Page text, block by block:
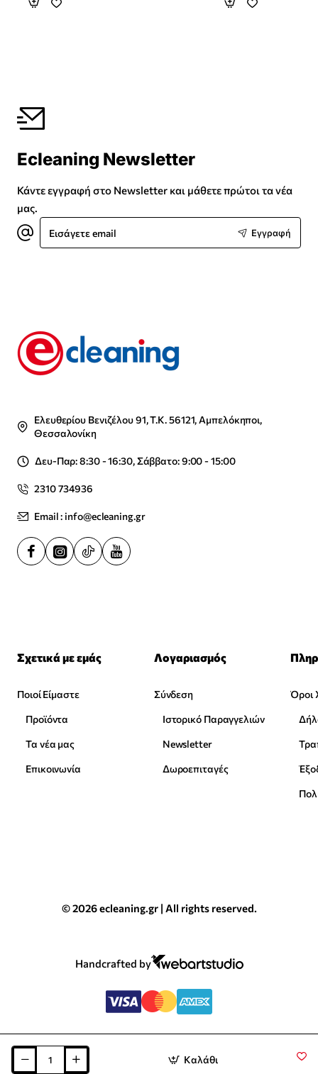
Καλάθι
Ecleaning Newsletter
Κάντε εγγραφή στο Newsletter και μάθετε πρώτοι τα νέα
μας.
Εισάγετε
email
Εγγραφή
Ελευθερίου Βενιζέλου 91, Τ.Κ. 56121, Αμπελόκηποι,
Θεσσαλονίκη
Δευ-Παρ: 8:30 - 16:30, Σάββατο: 9:00 - 15:00
2310 734936
Email : info@ecleaning.gr
Σχετικά με εμάς
Ποιοί Είμαστε
Προϊόντα
Τα νέα μας
Επικοινωνία
Λογαριασμός
Σύνδεση
Ιστορικό Παραγγελιών
Newsletter
Δωροεπιταγές
Όροι
© 2026 ecleaning.gr | All rights reserved.
Handcrafted by